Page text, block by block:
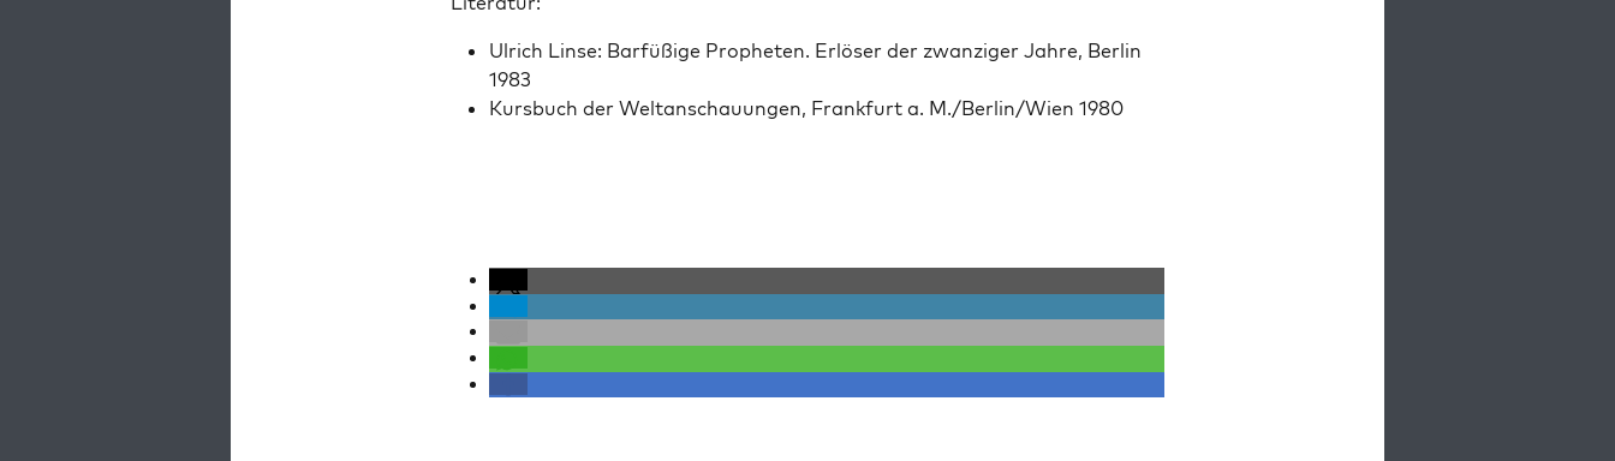
Ulrich Linse: Bar­füßige Propheten. Erlös­er der zwanziger Jahre, Berlin
1983
Kurs­buch der Weltan­schau­un­gen, Frank­furt a. M./Berlin/Wien 1980